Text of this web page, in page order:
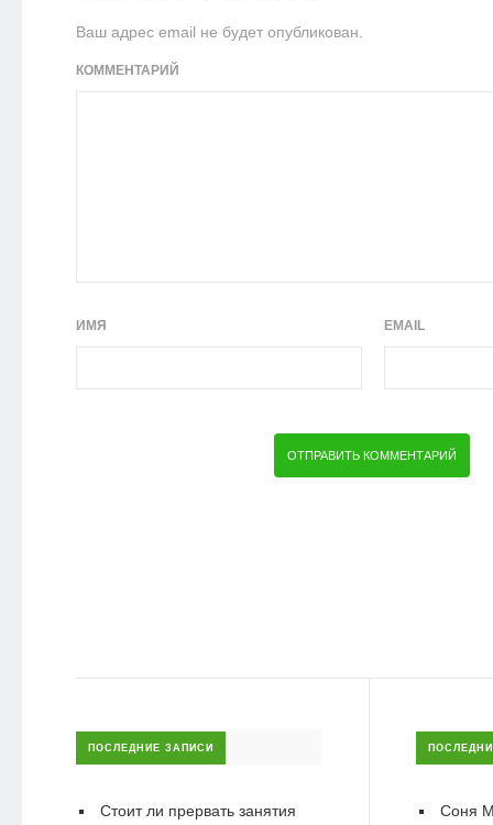
Ваш адрес email не будет опубликован.
КОММЕНТАРИЙ
ИМЯ EMAIL
ПОСЛЕДНИЕ ЗАПИСИ
Стоит ли прервать занятия
Соня